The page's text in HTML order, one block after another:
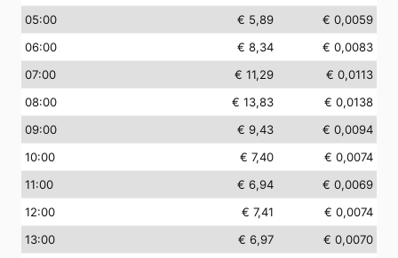
05:00 € 5,89
€ 0,0059
06:00 € 8,34
€ 0,0083
07:00 € 11,29
€ 0,0113
08:00 € 13,83
€ 0,0138
09:00 € 9,43
€ 0,0094
10:00 € 7,40
€ 0,0074
11:00 € 6,94
€ 0,0069
12:00 € 7,41
€ 0,0074
13:00 € 6,97
€ 0,0070